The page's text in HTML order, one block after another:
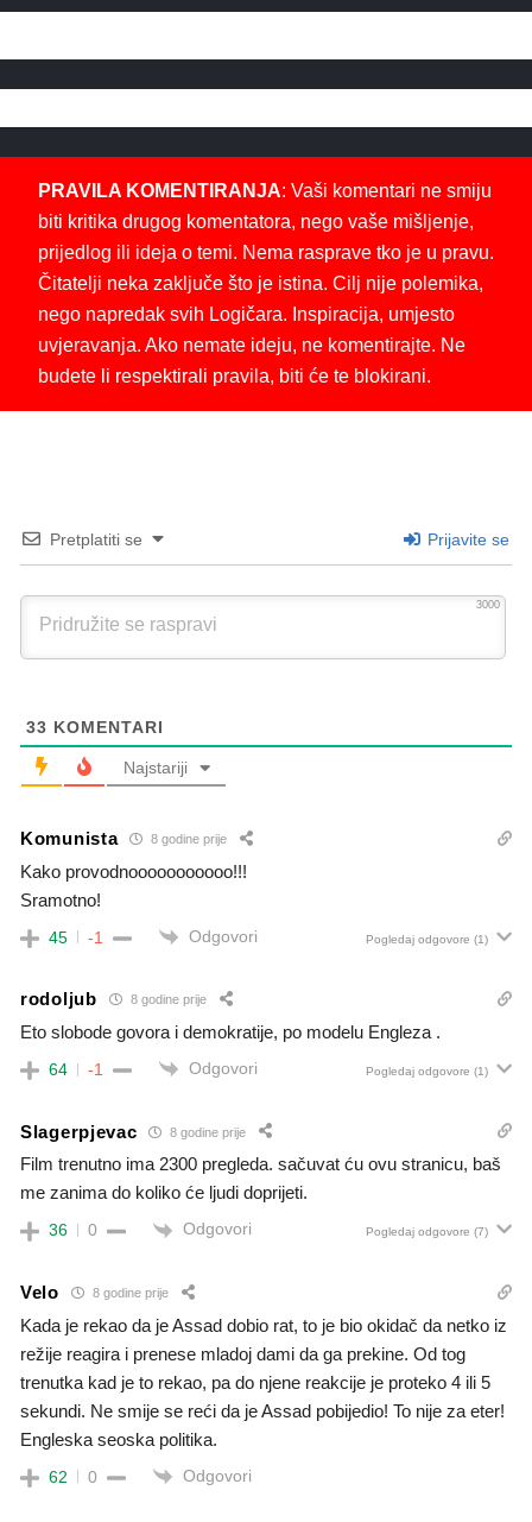
PRAVILA KOMENTIRANJA: Vaši komentari ne smiju
biti kritika drugog komentatora, nego vaše mišljenje,
prijedlog ili ideja o temi. Nema rasprave tko je u pravu.
Čitatelji neka zaključe što je istina. Cilj nije polemika,
nego napredak svih Logičara. Inspiracija, umjesto
uvjeravanja. Ako nemate ideju, ne komentirajte. Ne
budete li respektirali pravila, biti će te blokirani.
Pretplatiti se Prijavite se
3000
33 KOMENTARI
Najstariji
Komunista 8 godine prije
Kako provodnooooooooooo!!!
Sramotno!
45 -1 Odgovori Pogledaj odgovore (1)
rodoljub 8 godine prije
Eto slobode govora i demokratije, po modelu Engleza .
64 -1 Odgovori Pogledaj odgovore (1)
Slagerpjevac 8 godine prije
Film trenutno ima 2300 pregleda. sačuvat ću ovu stranicu, baš
me zanima do koliko će ljudi doprijeti.
36 0 Odgovori Pogledaj odgovore (7)
Velo 8 godine prije
Kada je rekao da je Assad dobio rat, to je bio okidač da netko iz
režije reagira i prenese mladoj dami da ga prekine. Od tog
trenutka kad je to rekao, pa do njene reakcije je proteko 4 ili 5
sekundi. Ne smije se reći da je Assad pobijedio! To nije za eter!
Engleska seoska politika.
62 0 Odgovori